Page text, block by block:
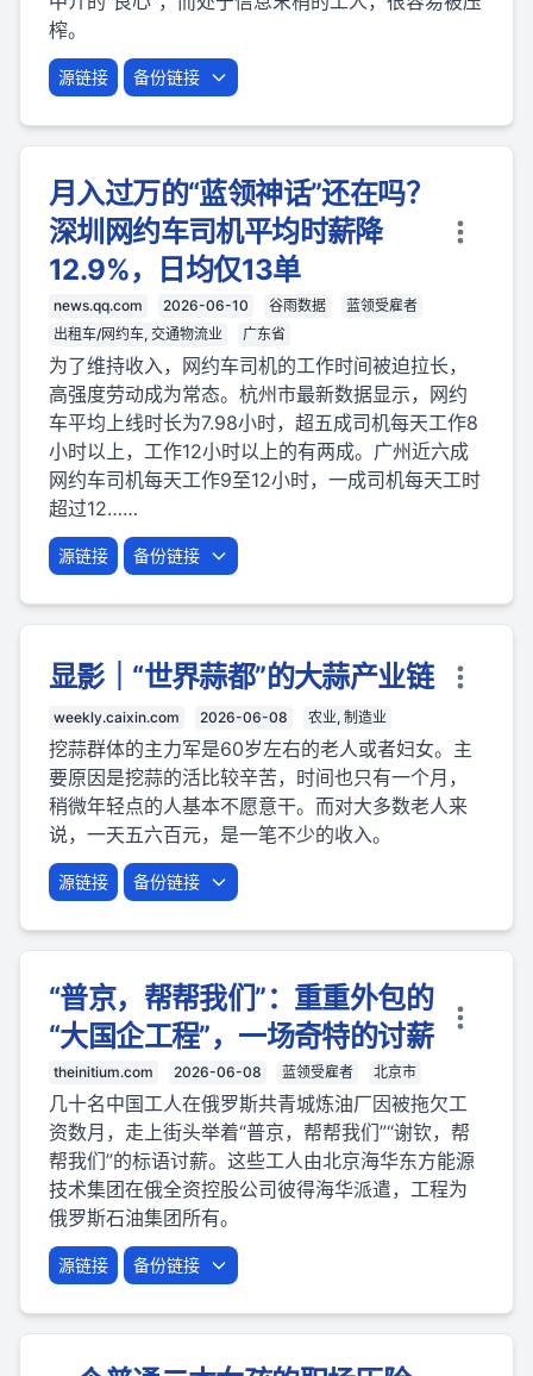
榨。
源链接 备份链接
月入过万的“蓝领神话”还在吗？
深圳网约车司机平均时薪降
12.9%，日均仅13单
news.qq.com 2026-06-10 谷雨数据
蓝领受雇者
出租车/网约车, 交通物流业
广东省
为了维持收入，网约车司机的工作时间被迫拉长，
高强度劳动成为常态。杭州市最新数据显示，网约
车平均上线时长为7.98小时，超五成司机每天工作8
小时以上，工作12小时以上的有两成。广州近六成
网约车司机每天工作9至12小时，一成司机每天工时
超过12……
源链接 备份链接
显影｜“世界蒜都”的大蒜产业链
weekly.caixin.com 2026-06-08 农业, 制造业
挖蒜群体的主力军是60岁左右的老人或者妇女。主
要原因是挖蒜的活比较辛苦，时间也只有一个月，
稍微年轻点的人基本不愿意干。而对大多数老人来
说，一天五六百元，是一笔不少的收入。
源链接 备份链接
“普京，帮帮我们”：重重外包的
“大国企工程”，一场奇特的讨薪
theinitium.com 2026-06-08 蓝领受雇者 北京市
几十名中国工人在俄罗斯共青城炼油厂因被拖欠工
资数月，走上街头举着“普京，帮帮我们”“谢钦，帮
帮我们”的标语讨薪。这些工人由北京海华东方能源
技术集团在俄全资控股公司彼得海华派遣，工程为
俄罗斯石油集团所有。
源链接 备份链接